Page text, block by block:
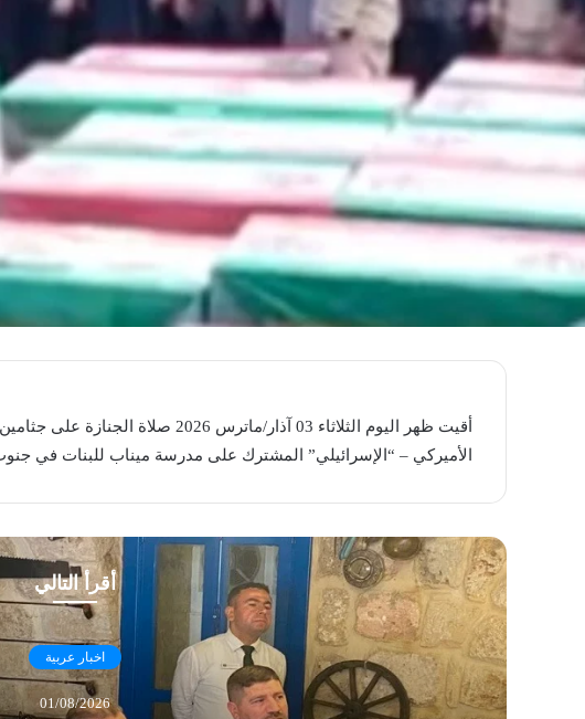
أقيت ظهر اليوم الثلاثاء 03 آذار/ماترس
الأميركي – “الإسرائيلي” المشترك على مدرسة ميناب للبنات في
أقرأ التالي
اخبار عربية
01/08/2026